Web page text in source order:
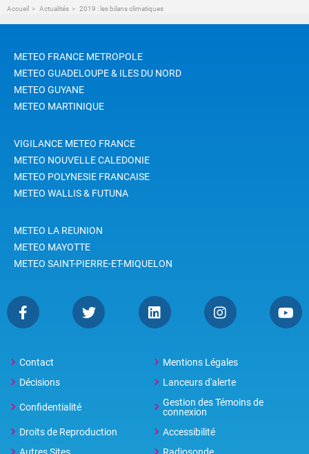
Accueil Actualités 2019 : les bilans climatiques
METEO FRANCE METROPOLE
METEO GUADELOUPE & ILES DU NORD
METEO GUYANE
METEO MARTINIQUE
VIGILANCE METEO FRANCE
METEO NOUVELLE CALEDONIE
METEO POLYNESIE FRANCAISE
METEO WALLIS & FUTUNA
METEO LA REUNION
METEO MAYOTTE
METEO SAINT-PIERRE-ET-MIQUELON
Contact
Mentions Légales
Décisions
Lanceurs d'alerte
Confidentialité
Gestion des Témoins de
connexion
Droits de Reproduction
Accessibilité